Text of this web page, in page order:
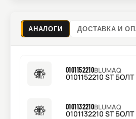
АНАЛОГИ ДОСТАВКА И
0101152210BLUMAQ
0101152210 ST БОЛТ
0101132210BLUMAQ
0101132210 ST БОЛТ